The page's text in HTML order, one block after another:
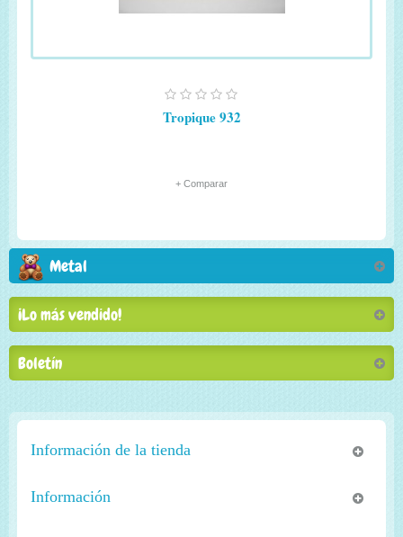
Tropique 932
+ Comparar
Metal
¡Lo más vendido!
Boletín
Información de la tienda
Información